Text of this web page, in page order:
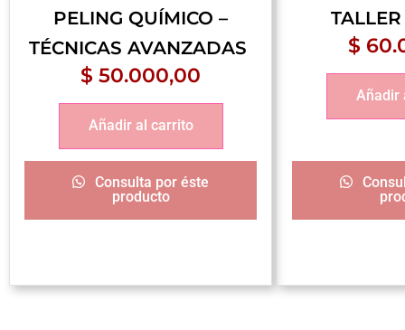
PELING QUÍMICO –
TÉCNICAS AVANZADAS
$ 50.000,00
Añadir al carrito
Consulta por éste
producto
$
Añadir